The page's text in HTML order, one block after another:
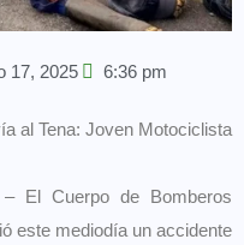
17, 2025 6:36 pm
al Tena: Joven Motociclista
El Cuerpo de Bomberos
este mediodía un accidente